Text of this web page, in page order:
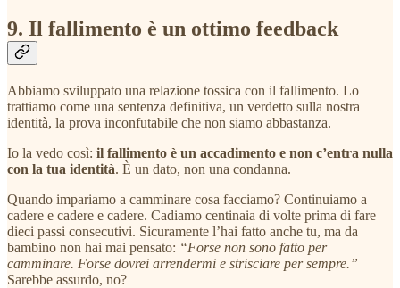
9. Il fallimento è un ottimo feedback
Abbiamo sviluppato una relazione tossica con il fallimento. Lo
trattiamo come una sentenza definitiva, un verdetto sulla nostra
identità, la prova inconfutabile che non siamo abbastanza.
Io la vedo così: il fallimento è un accadimento e non c’entra nulla
con la tua identità. È un dato, non una condanna.
Quando impariamo a camminare cosa facciamo? Continuiamo a
cadere e cadere e cadere. Cadiamo centinaia di volte prima di fare
dieci passi consecutivi. Sicuramente l’hai fatto anche tu, ma da
bambino non hai mai pensato: “Forse non sono fatto per
camminare. Forse dovrei arrendermi e strisciare per sempre.”
Sarebbe assurdo, no?